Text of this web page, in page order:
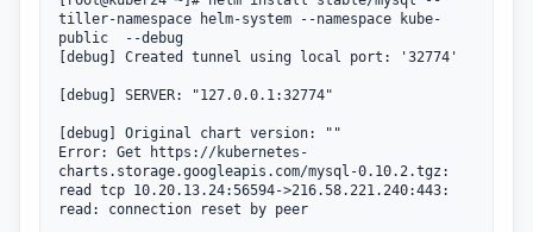
tiller-namespace helm-system --namespace kube-
public  --debug
[debug] Created tunnel using local port: '32774'
[debug] SERVER: "127.0.0.1:32774"
[debug] Original chart version: ""
Error: Get https://kubernetes-
charts.storage.googleapis.com/mysql-0.10.2.tgz:
read tcp 10.20.13.24:56594->216.58.221.240:443: